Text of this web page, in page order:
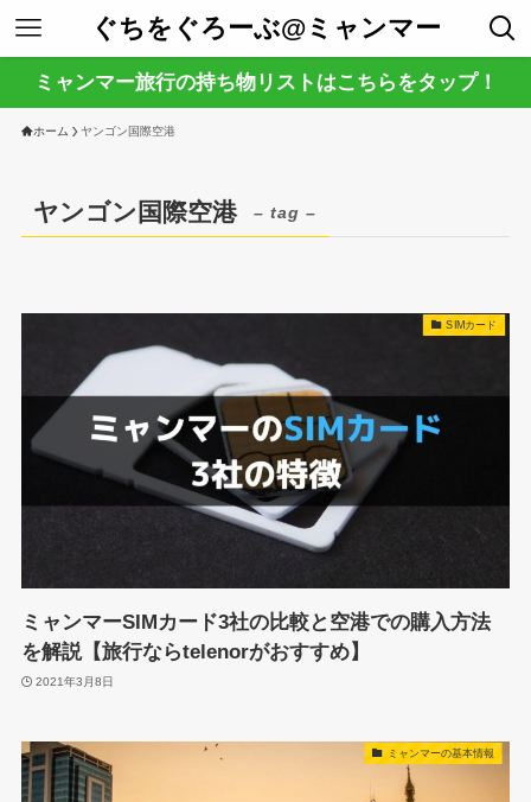
ぐちをぐろーぶ@ミャンマー
ミャンマー旅行の持ち物リストはこちらをタップ！
ホーム ヤンゴン国際空港
ヤンゴン国際空港 – tag –
SIMカード
ミャンマーSIMカード3社の比較と空港での購入方法
を解説【旅行ならtelenorがおすすめ】
2021年3月8日
ミャンマーの基本情報